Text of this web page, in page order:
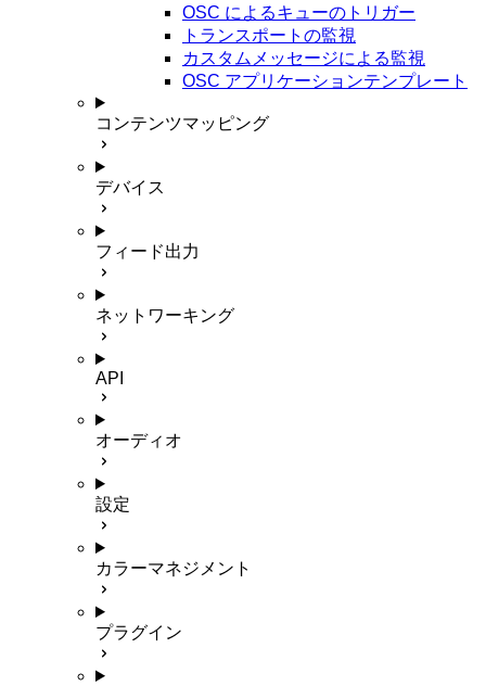
OSC によるキューのトリガー
トランスポートの監視
カスタムメッセージによる監視
OSC アプリケーションテンプレート
コンテンツマッピング
デバイス
フィード出力
ネットワーキング
API
オーディオ
設定
カラーマネジメント
プラグイン